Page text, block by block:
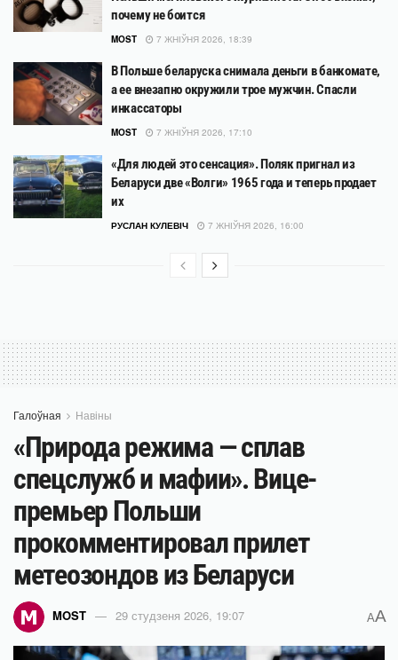
почему не боится
MOST 7 ЖНІЎНЯ 2026, 18:39
В Польше беларуска снимала деньги в банкомате,
а ее внезапно окружили трое мужчин. Спасли
инкассаторы
MOST 7 ЖНІЎНЯ 2026, 17:10
«Для людей это сенсация». Поляк пригнал из
Беларуси две «Волги» 1965 года и теперь продает
их
РУСЛАН КУЛЕВІЧ 7 ЖНІЎНЯ 2026, 16:00
Галоўная Навіны
«Природа режима — сплав
спецслужб и мафии». Вице-
премьер Польши
прокомментировал прилет
метеозондов из Беларуси
MOST 29 студзеня 2026, 19:07 AA